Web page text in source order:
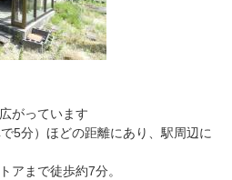
がっています
5分）ほどの距離にあり、駅周辺に
アまで徒歩約7分。